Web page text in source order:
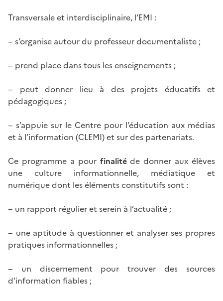
Transversale et interdisciplinaire, l’EMI :
− s’organise autour du professeur documentaliste ;
− prend place dans tous les enseignements ;
− peut donner lieu à des projets éducatifs et
pédagogiques ;
− s’appuie sur le Centre pour l’éducation aux médias
et à l’information (CLEMI) et sur des partenariats.
Ce programme a pour finalitéde donner aux élèves
une culture informationnelle, médiatique et
numérique dont les éléments constitutifs sont :
− un rapport régulier et serein à l’actualité ;
− une aptitude à questionner et analyser ses propres
pratiques informationnelles ;
− un discernement pour trouver des sources
d’information fiables ;